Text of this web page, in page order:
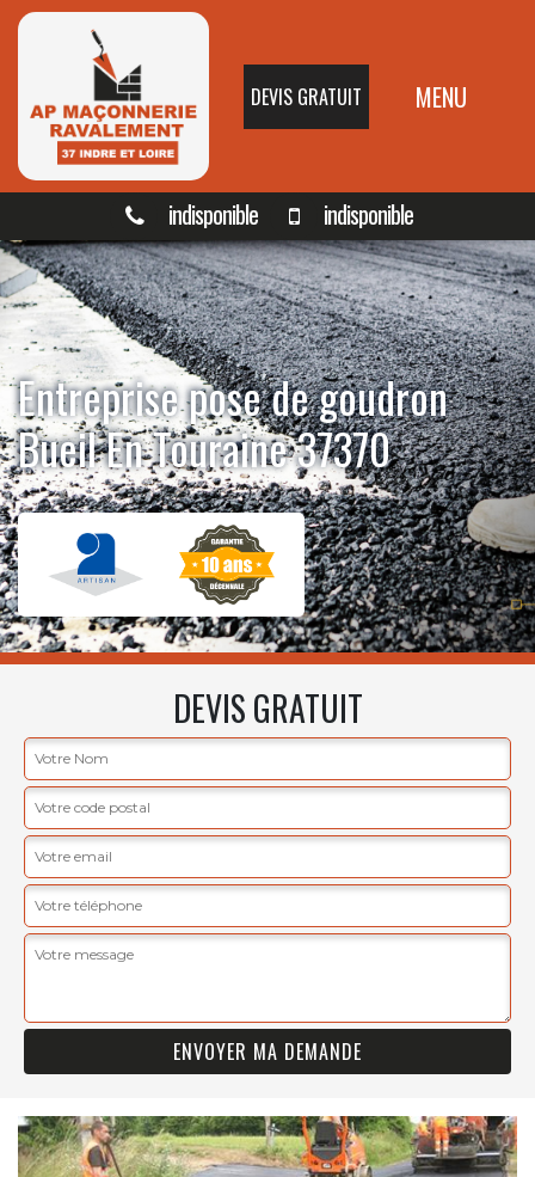
DEVIS GRATUIT MENU
indisponible indisponible
Entreprise pose de goudron
Bueil En Touraine 37370
DEVIS GRATUIT